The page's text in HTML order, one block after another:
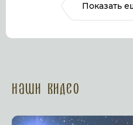
Показать
Наши Видео